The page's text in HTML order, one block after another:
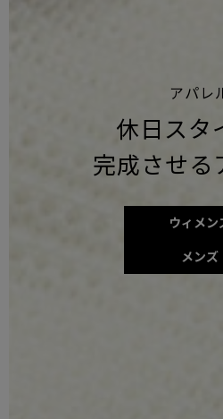
アパレ
休日スタ
完成させる
ウィメン
メンズ